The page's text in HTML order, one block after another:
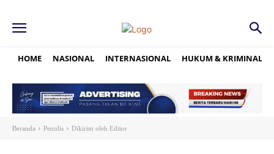
HOME NASIONAL INTERNASIONAL HUKUM & KRIMINAL
Beranda Penulis Dikirim oleh Editor